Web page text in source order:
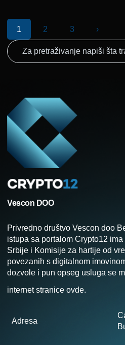
1 2 3 ›
Vescon DOO
Privredno društvo Vescon doo
istupa sa portalom Crypto12
Srbije i Komisije za hartije od
povezanih s digitalnom
dozvole i pun opseg usluga se
internet stranice ovde.
Adresa